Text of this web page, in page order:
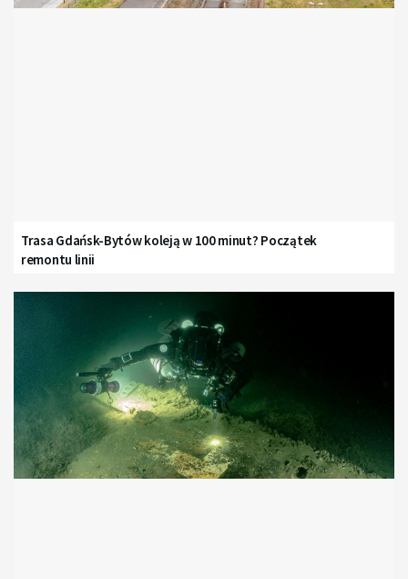
Trasa Gdańsk-Bytów koleją w 100 minut? Początek
remontu linii